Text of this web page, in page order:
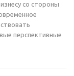
со стороны
перспективные